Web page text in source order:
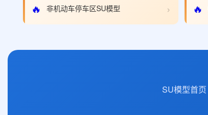
🔥 非机动车停车区SU模型 › 🔥
SU模型首页